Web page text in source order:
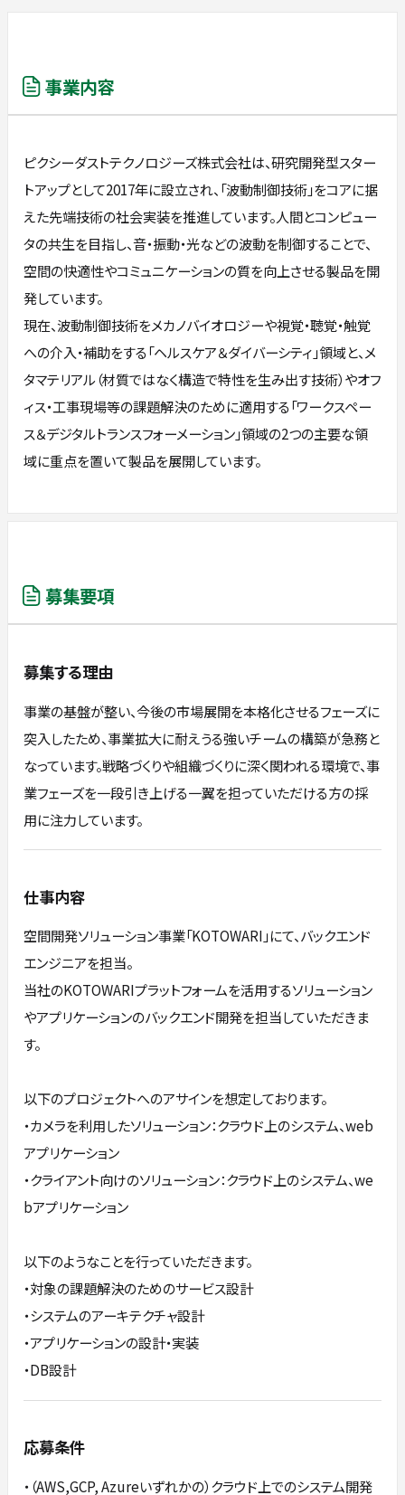
事業内容
ピクシーダストテクノロジーズ株式会社は、研究開発型スター
トアップとして2017年に設立され、「波動制御技術」をコアに据
えた先端技術の社会実装を推進しています。人間とコンピュー
タの共生を目指し、音・振動・光などの波動を制御することで、
空間の快適性やコミュニケーションの質を向上させる製品を開
発しています。
現在、波動制御技術をメカノバイオロジーや視覚・聴覚・触覚
への介入・補助をする「ヘルスケア＆ダイバーシティ」領域と、メ
タマテリアル（材質ではなく構造で特性を生み出す技術）やオフ
ィス・工事現場等の課題解決のために適用する「ワークスペー
ス＆デジタルトランスフォーメーション」領域の2つの主要な領
域に重点を置いて製品を展開しています。
募集要項
募集する理由
事業の基盤が整い、今後の市場展開を本格化させるフェーズに
突入したため、事業拡大に耐えうる強いチームの構築が急務と
なっています。戦略づくりや組織づくりに深く関われる環境で、事
業フェーズを一段引き上げる一翼を担っていただける方の採
用に注力しています。
仕事内容
空間開発ソリューション事業「KOTOWARI」にて、バックエンド
エンジニアを担当。
当社のKOTOWARIプラットフォームを活用するソリューション
やアプリケーションのバックエンド開発を担当していただきま
す。
以下のプロジェクトへのアサインを想定しております。
・カメラを利用したソリューション：クラウド上のシステム、web
アプリケーション
・クライアント向けのソリューション：クラウド上のシステム、we
bアプリケーション
以下のようなことを行っていただきます。
・対象の課題解決のためのサービス設計
・システムのアーキテクチャ設計
・アプリケーションの設計・実装
・DB設計
応募条件
・（AWS,GCP, Azureいずれかの）クラウド上でのシステム開発